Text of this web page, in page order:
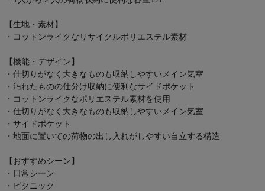
【生地・素材】
・コットンライクなリサイクルポリエステル素材
【機能・デザイン】
・仕切りがなく大きなものも収納しやすいメイン気室
・汚れたものの仕分け収納に便利なサイドポケット
・コットンライクなポリエステル素材を使用
・仕切りがなく大きなものも収納しやすいメイン気室
・サイドポケット
・地面に置いての荷物の出し入れがしやすい自立する構造
【おすすめシーン】
・日常シーン
・ピクニック